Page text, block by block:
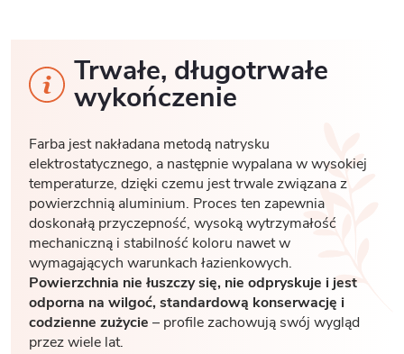
Trwałe, długotrwałe
wykończenie
Farba jest nakładana metodą natrysku
elektrostatycznego, a następnie wypalana w wysokiej
temperaturze, dzięki czemu jest trwale związana z
powierzchnią aluminium. Proces ten zapewnia
doskonałą przyczepność, wysoką wytrzymałość
mechaniczną i stabilność koloru nawet w
wymagających warunkach łazienkowych.
Powierzchnia nie łuszczy się, nie odpryskuje i jest
odporna na wilgoć, standardową konserwację i
codzienne zużycie – profile zachowują swój wygląd
przez wiele lat.